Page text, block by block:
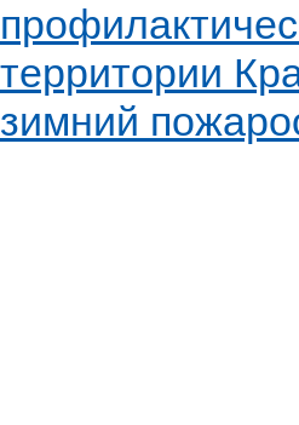
территории
зимний